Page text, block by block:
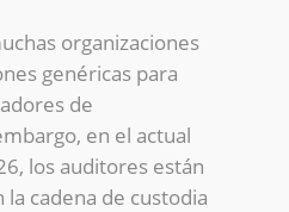
organizaciones
genéricas para
de
en el actual
los auditores están
cadena de custodia